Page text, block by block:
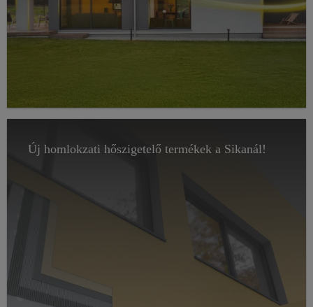
Új homlokzati hőszigetelő termékek a Sikanál!